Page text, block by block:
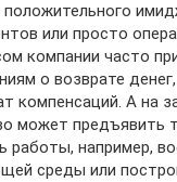
или просто
компании часто
о возврате
компенсаций. А на
может предъявить
работы, например,
среды или